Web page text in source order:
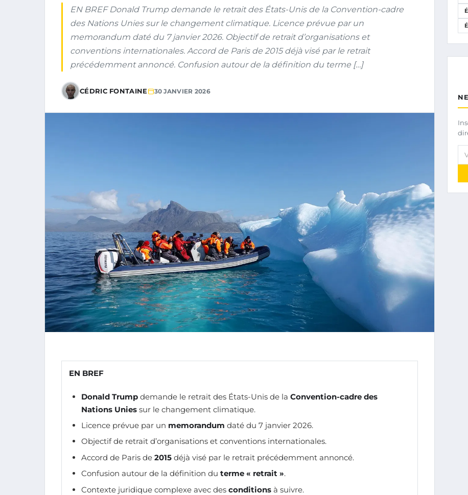
EN BREF Donald Trump demande le retrait des États-Unis de la Convention-cadre
des Nations Unies sur le changement climatique. Licence prévue par un
memorandum daté du 7 janvier 2026. Objectif de retrait d’organisations et
conventions internationales. Accord de Paris de 2015 déjà visé par le retrait
précédemment annoncé. Confusion autour de la définition du terme […]
CÉDRIC FONTAINE 30 JANVIER 2026
EN BREF
Donald Trump demande le retrait des États-Unis de la Convention-cadre des
Nations Unies sur le changement climatique.
Licence prévue par un memorandum daté du 7 janvier 2026.
Objectif de retrait d’organisations et conventions internationales.
Accord de Paris de 2015 déjà visé par le retrait précédemment annoncé.
Confusion autour de la définition du terme « retrait ».
Contexte juridique complexe avec des conditions à suivre.